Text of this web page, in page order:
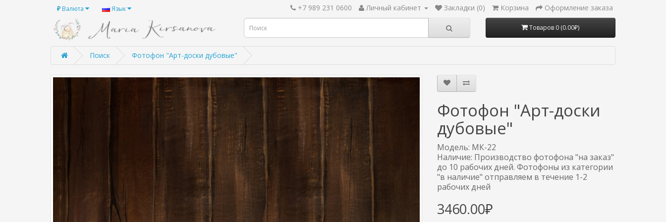
₽ Валюта Язык +7 989 231 0600 Личный кабинет Закладки (0) Корзина Оформление заказа
Товаров 0 (0.00₽)
Поиск Фотофон "Арт-доски дубовые"
Фотофон "Арт-доски
дубовые"
Модель: МК-22
Наличие: Производство фотофона "на заказ"
до 10 рабочих дней. Фотофоны из категории
"в наличие" отправляем в течение 1-2
рабочих дней
3460.00₽